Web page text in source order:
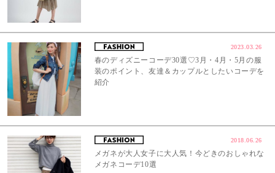
2023.03.26
春のディズニーコーデ30選♡3月・4月・5月の服
装のポイント、友達＆カップルとしたいコーデを
紹介
2018.06.26
メガネが大人女子に大人気！今どきのおしゃれな
メガネコーデ10選